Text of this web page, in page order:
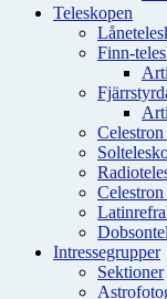
Teleskopen
Finn-
Celestron
Intressegrupper
Sektioner